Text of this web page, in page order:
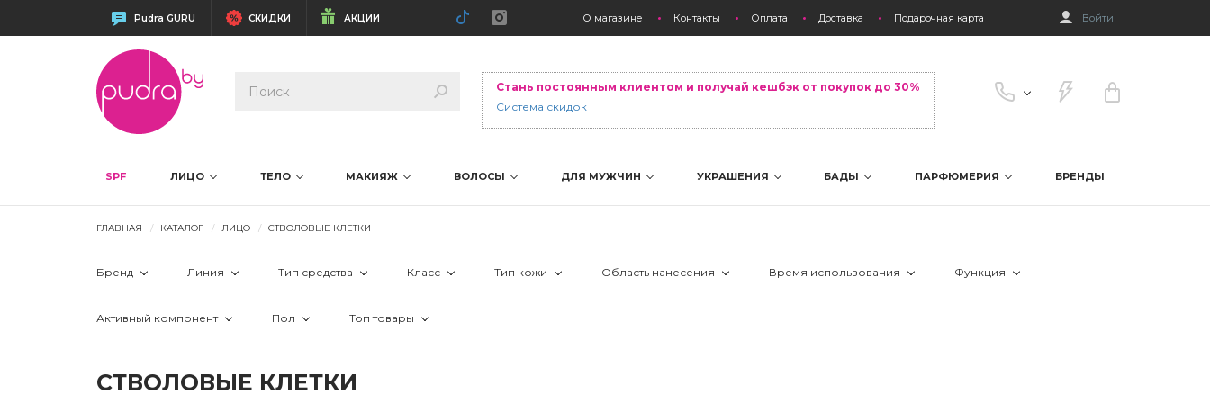
Pudra GURU СКИДКИ АКЦИИ О магазине Контакты Оплата Доставка Подарочная карта Войти
Стань постоянным клиентом и получай кешбэк от покупок до 30%
Система скидок
SPF ЛИЦО ТЕЛО МАКИЯЖ ВОЛОСЫ ДЛЯ МУЖЧИН УКРАШЕНИЯ БАДЫ ПАРФЮМЕРИЯ БРЕНДЫ
ГЛАВНАЯ КАТАЛОГ ЛИЦО СТВОЛОВЫЕ КЛЕТКИ
Бренд
Agestop
Bielenda Professional
Линия
Hydro
Тип средства
крем дневной
Класс Тип кожи Область нанесения Время использования Функция
Активный компонент
алоэ вера
Пол Топ товары
СТВОЛОВЫЕ КЛЕТКИ